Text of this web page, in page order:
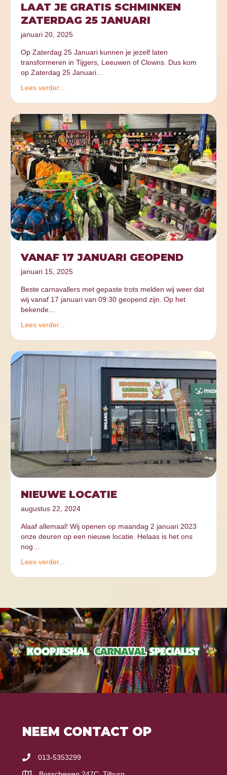
LAAT JE GRATIS SCHMINKEN
ZATERDAG 25 JANUARI
januari 20, 2025
Op Zaterdag 25 Januari kunnen je jezelf laten
transformeren in Tijgers, Leeuwen of Clowns. Dus kom
op Zaterdag 25 Januari…
Lees verder...
VANAF 17 JANUARI GEOPEND
januari 15, 2025
Beste carnavallers met gepaste trots melden wij weer dat
wij vanaf 17 januari van 09:30 geopend zijn. Op het
bekende…
Lees verder...
NIEUWE LOCATIE
augustus 22, 2024
Alaaf allemaal! Wij openen op maandag 2 januari 2023
onze deuren op een nieuwe locatie. Helaas is het ons
nog…
Lees verder...
NEEM CONTACT OP
013-5353299